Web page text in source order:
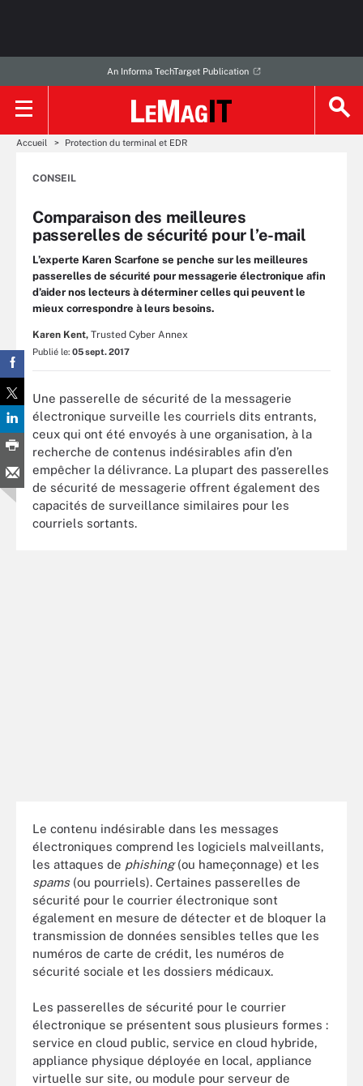
An Informa TechTarget Publication
Accueil Protection du terminal et EDR
CONSEIL
Comparaison des meilleures
passerelles de sécurité pour l’e-mail
L’experte Karen Scarfone se penche sur les meilleures
passerelles de sécurité pour messagerie électronique afin
d’aider nos lecteurs à déterminer celles qui peuvent le
mieux correspondre à leurs besoins.
Karen Kent, Trusted Cyber Annex
Publié le: 05 sept. 2017
Une passerelle de sécurité de la messagerie
électronique surveille les courriels dits entrants,
ceux qui ont été envoyés à une organisation, à la
recherche de contenus indésirables afin d’en
empêcher la délivrance. La plupart des passerelles
de sécurité de messagerie offrent également des
capacités de surveillance similaires pour les
courriels sortants.
Le contenu indésirable dans les messages
électroniques comprend les logiciels malveillants,
les attaques de phishing(ou hameçonnage) et les
spams(ou pourriels). Certaines passerelles de
sécurité pour le courrier électronique sont
également en mesure de détecter et de bloquer la
transmission de données sensibles telles que les
numéros de carte de crédit, les numéros de
sécurité sociale et les dossiers médicaux.
Les passerelles de sécurité pour le courrier
électronique se présentent sous plusieurs formes :
service en cloud public, service en cloud hybride,
appliance physique déployée en local, appliance
virtuelle sur site, ou module pour serveur de